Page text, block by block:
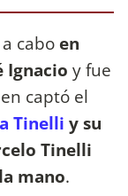
cabo en
Ignacio y fue
captó el
Tinelli y su
Tinelli
mano.